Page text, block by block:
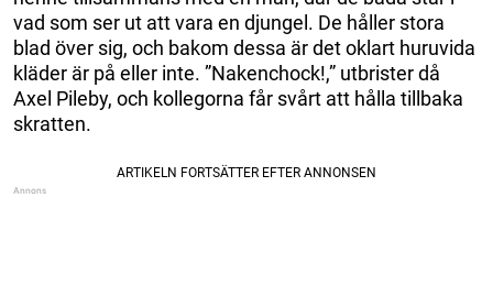
vad som ser ut att vara en djungel. De håller stora
blad över sig, och bakom dessa är det oklart huruvida
kläder är på eller inte. ”Nakenchock!,” utbrister då
Axel Pileby, och kollegorna får svårt att hålla tillbaka
skratten.